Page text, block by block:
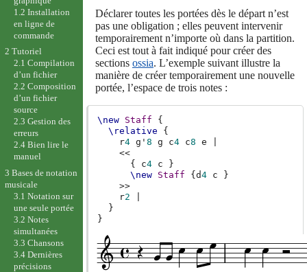
Déclarer toutes les portées dès le départ n’est
pas une obligation ; elles peuvent intervenir
temporairement n’importe où dans la partition.
Ceci est tout à fait indiqué pour créer des
sections ossia. L’exemple suivant illustre la
manière de créer temporairement une nouvelle
portée, l’espace de trois notes :
\new Staff
{
\relative
{
r4 g' 8 g c4 c8 e
<<
{
c4 c
}
\new
Staff { d4 c
}
>>
r2
}
}
1.2 Installation
en ligne de
commande
2 Tutoriel
2.1 Compilation
d’un fichier
2.2 Composition
d’un fichier
source
2.3 Gestion des
erreurs
2.4 Bien lire le
manuel
3 Bases de notation
musicale
3.1 Notation sur
une seule portée
3.2 Notes
simultanées
3.3 Chansons
3.4 Dernières
précisions